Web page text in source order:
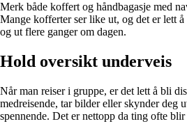
Merk både koffert og håndbagasje med
Mange kofferter ser like ut, og det er lett
og ut flere ganger om dagen.
Hold oversikt underveis
Når man reiser i gruppe, er det lett å bli
medreisende, tar bilder eller skynder deg
spennende. Det er nettopp da ting ofte blir